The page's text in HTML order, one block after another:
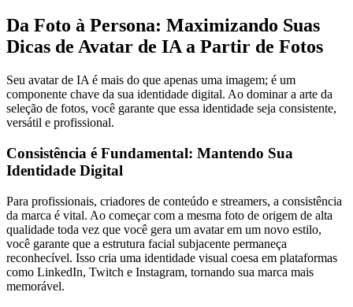
Da Foto à Persona: Maximizando Suas
Dicas de Avatar de IA a Partir de Fotos
Seu avatar de IA é mais do que apenas uma imagem; é um
componente chave da sua identidade digital. Ao dominar a arte da
seleção de fotos, você garante que essa identidade seja consistente,
versátil e profissional.
Consistência é Fundamental: Mantendo Sua
Identidade Digital
Para profissionais, criadores de conteúdo e streamers, a consistência
da marca é vital. Ao começar com a mesma foto de origem de alta
qualidade toda vez que você gera um avatar em um novo estilo,
você garante que a estrutura facial subjacente permaneça
reconhecível. Isso cria uma identidade visual coesa em plataformas
como LinkedIn, Twitch e Instagram, tornando sua marca mais
memorável.